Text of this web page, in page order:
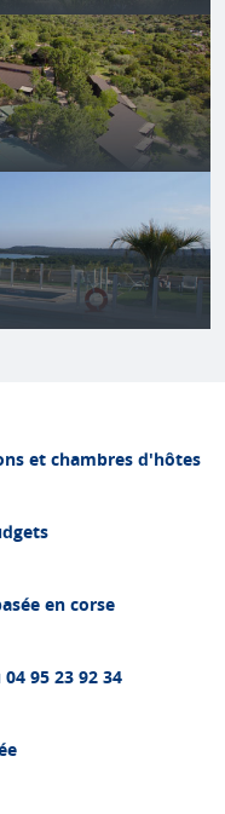
et chambres d'hôtes
en corse
95 23 92 34